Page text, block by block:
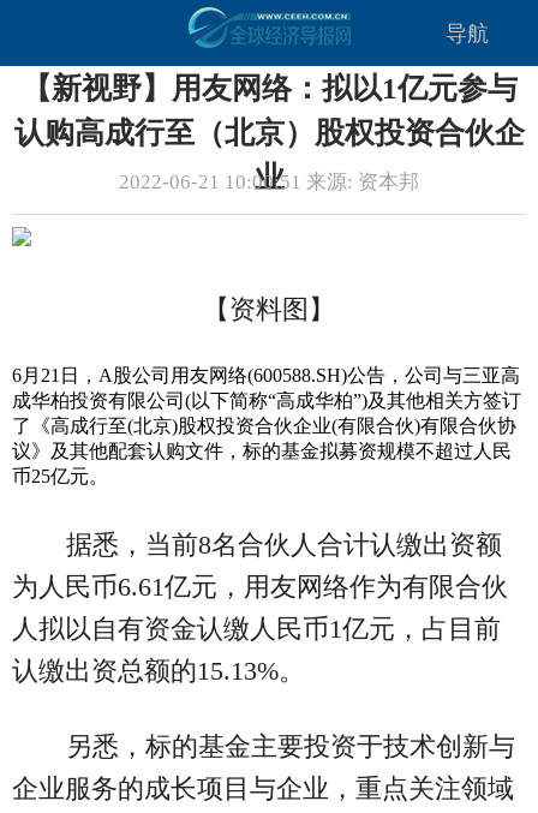
导航
【新视野】用友网络：拟以1亿元参与
认购高成行至（北京）股权投资合伙企
业
2022-06-21 10:00:51 来源: 资本邦
【资料图】
6月21日，A股公司用友网络(600588.SH)公告，公司与三亚高
成华柏投资有限公司(以下简称“高成华柏”)及其他相关方签订
了《高成行至(北京)股权投资合伙企业(有限合伙)有限合伙协
议》及其他配套认购文件，标的基金拟募资规模不超过人民
币25亿元。
据悉，当前8名合伙人合计认缴出资额
为人民币6.61亿元，用友网络作为有限合伙
人拟以自有资金认缴人民币1亿元，占目前
认缴出资总额的15.13%。
另悉，标的基金主要投资于技术创新与
企业服务的成长项目与企业，重点关注领域